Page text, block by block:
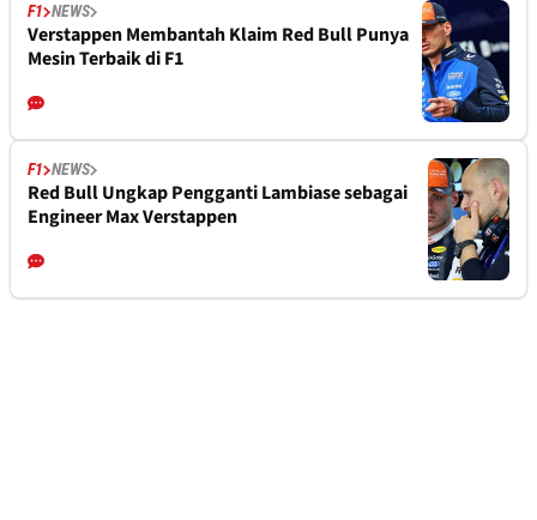
F1 NEWS
Verstappen Membantah Klaim Red Bull Punya
Mesin Terbaik di F1
F1 NEWS
Red Bull Ungkap Pengganti Lambiase sebagai
Engineer Max Verstappen